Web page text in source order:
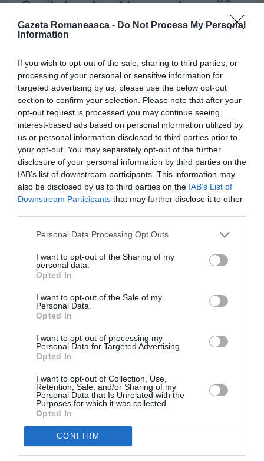
Gazeta Romaneasca - Do Not Process My Personal
Information
If you wish to opt-out of the sale, sharing to third parties, or
processing of your personal or sensitive information for
targeted advertising by us, please use the below opt-out
section to confirm your selection. Please note that after your
opt-out request is processed you may continue seeing
interest-based ads based on personal information utilized by
us or personal information disclosed to third parties prior to
your opt-out. You may separately opt-out of the further
disclosure of your personal information by third parties on the
IAB’s list of downstream participants. This information may
also be disclosed by us to third parties on the IAB’s List of
Downstream Participants that may further disclose it to other
Personal Data Processing Opt Outs
I want to opt-out of the Sharing of my
personal data.
Opted In
I want to opt-out of the Sale of my
Personal Data.
Opted In
I want to opt-out of processing my
Personal Data for Targeted Advertising.
Opted In
I want to opt-out of Collection, Use,
Retention, Sale, and/or Sharing of my
Personal Data that Is Unrelated with the
Purposes for which it was collected.
Opted In
CONFIRM
ROMANI IN ITALIA STIRI ITALIA
Sezze, român arestat cu acuzația că a violat
o fetiță de 10 ani. I-a oferit fetei 10 euro să
nu spună nimănui ce s-a întâmplat
Următorul articol
Român de 17 ani în Italia, secretar de stat
foarte de jos, ca mulţi dintre concetăţenii
noştri nevoiţi să-şi caute un rost departe
AȚI PUTEA DORI DE
ASEMENEA